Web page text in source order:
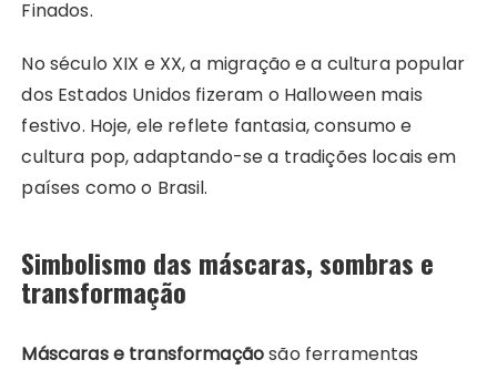
Finados.
No século XIX e XX, a migração e a cultura popular
dos Estados Unidos fizeram o Halloween mais
festivo. Hoje, ele reflete fantasia, consumo e
cultura pop, adaptando-se a tradições locais em
países como o Brasil.
Simbolismo das máscaras, sombras e
transformação
Máscaras e transformaçãosão ferramentas